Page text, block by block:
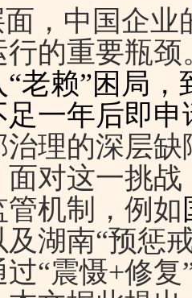
，中国企业
的重要瓶颈
老赖”困局
一年后即申
治理的深层
面对这一挑
机制，例如
湖南“预惩
“震慑+修复